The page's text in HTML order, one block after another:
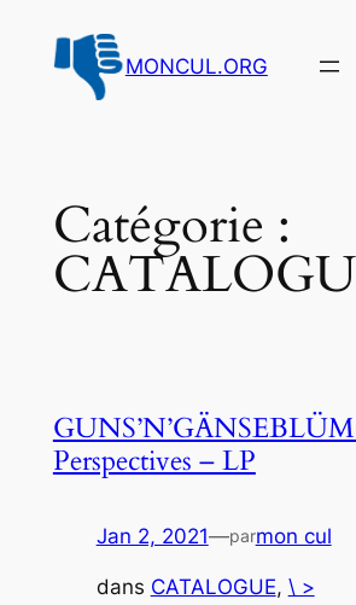
contenu
MONCUL.ORG
Catégorie :
Perspectives – LP
Jan 2, 2021—parmon cul
dans CATALOGUE, \ >